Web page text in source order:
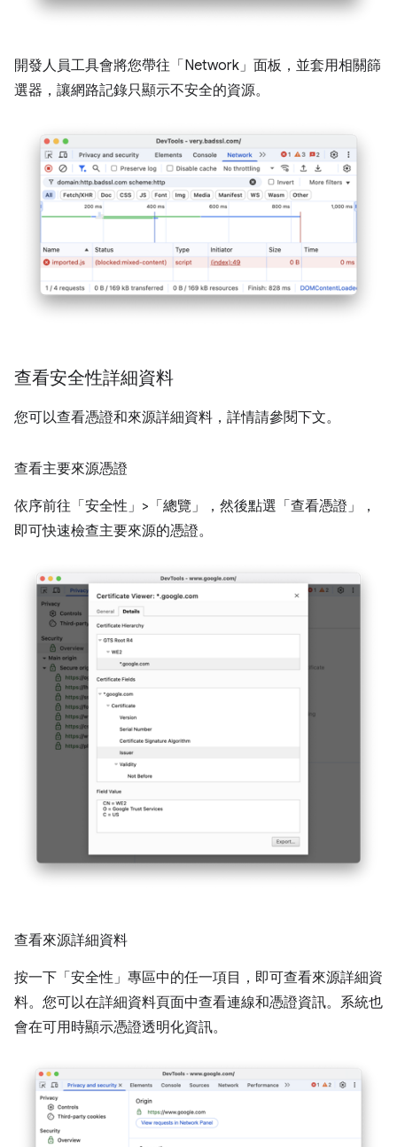
開發人員工具會將您帶往「Network」 面板，並套用相關篩
選器，讓網路記錄只顯示不安全的資源。
查看安全性詳細資料
您可以查看憑證和來源詳細資料，詳情請參閱下文。
查看主要來源憑證
依序前往「安全性」 >「總覽」 ，然後點選「查看憑證」
，
即可快速檢查主要來源的憑證。
查看來源詳細資料
按一下「安全性」 專區中的任一項目，即可查看來源詳細資
料。您可以在詳細資料頁面中查看連線和憑證資訊。系統也
會在可用時顯示憑證透明化資訊。